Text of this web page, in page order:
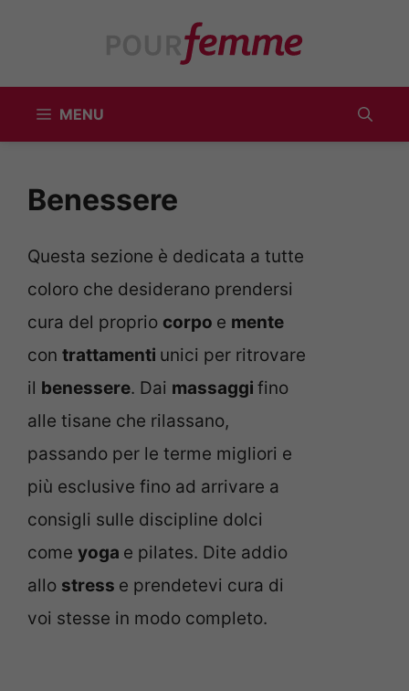
MENU
Benessere
Questa sezione è dedicata a tutte
coloro che desiderano prendersi
cura del proprio corpo e mente
con trattamenti unici per ritrovare
il benessere. Dai massaggi fino
alle tisane che rilassano,
passando per le terme migliori e
più esclusive fino ad arrivare a
consigli sulle discipline dolci
come yoga e pilates. Dite addio
allo stress e prendetevi cura di
voi stesse in modo completo.